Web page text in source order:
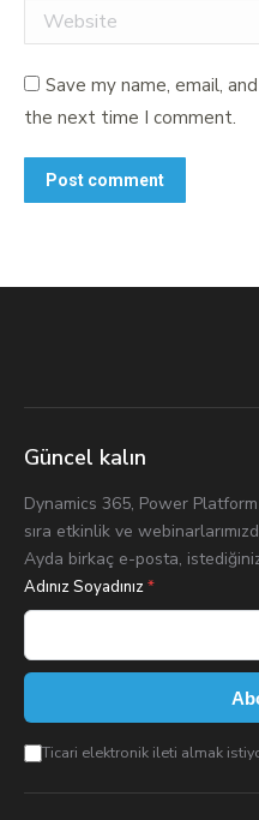
Website
Save my name, email,
the next time I comment.
Post comment
Güncel kalın
Dynamics 365, Power
sıra etkinlik ve
Ayda birkaç e-posta,
Adınız Soyadınız*
Ticari elektronik ileti almak